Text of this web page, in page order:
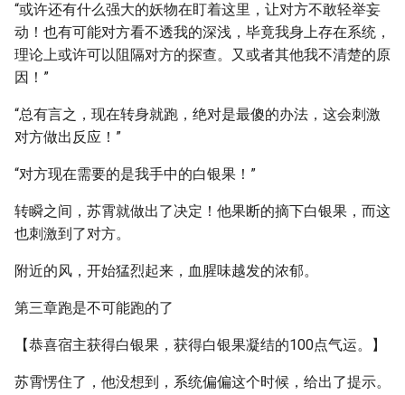
“或许还有什么强大的妖物在盯着这里，让对方不敢轻举妄
动！也有可能对方看不透我的深浅，毕竟我身上存在系统，
理论上或许可以阻隔对方的探查。又或者其他我不清楚的原
因！”
“总有言之，现在转身就跑，绝对是最傻的办法，这会刺激
对方做出反应！”
“对方现在需要的是我手中的白银果！”
转瞬之间，苏霄就做出了决定！他果断的摘下白银果，而这
也刺激到了对方。
附近的风，开始猛烈起来，血腥味越发的浓郁。
第三章跑是不可能跑的了
【恭喜宿主获得白银果，获得白银果凝结的100点气运。】
苏霄愣住了，他没想到，系统偏偏这个时候，给出了提示。